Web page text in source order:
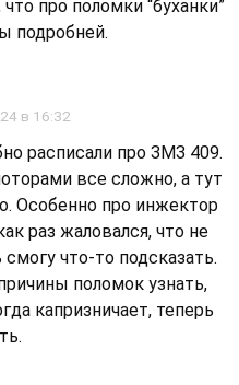
про поломки “буханки”
подробней.
в 16:32
расписали про ЗМЗ 409.
все сложно, а тут
Особенно про инжектор
раз жаловался, что не
что-то подсказать.
поломок узнать,
капризничает, теперь